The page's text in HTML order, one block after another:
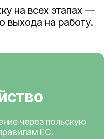
на всех этапах —
выхода на работу.
через польскую
ЕС.